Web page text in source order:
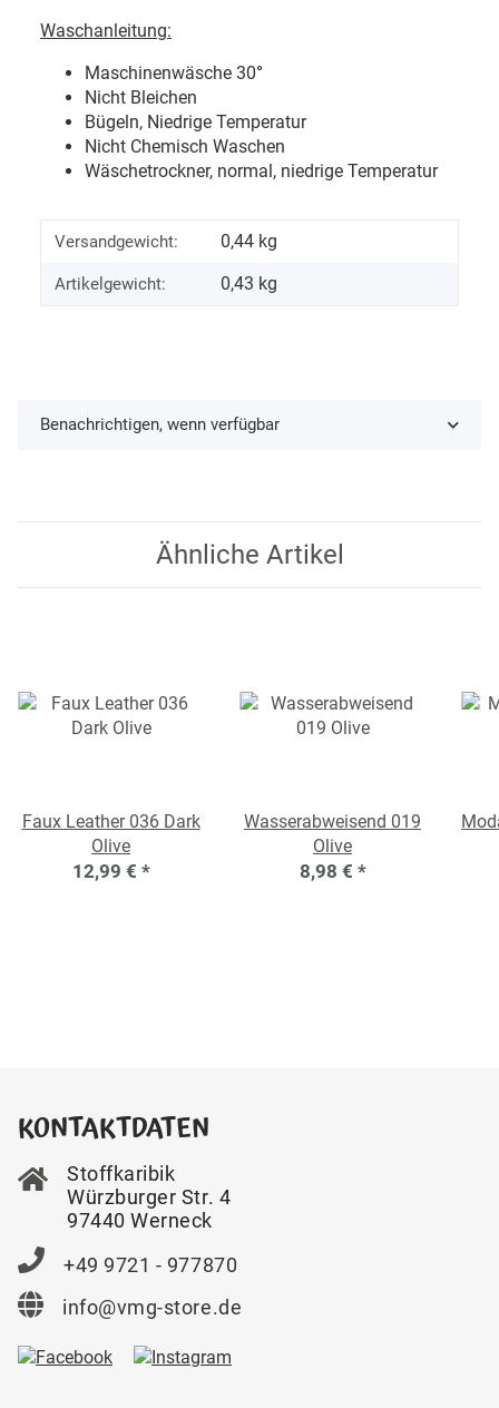
Waschanleitung:
Maschinenwäsche 30°
Nicht Bleichen
Bügeln, Niedrige Temperatur
Nicht Chemisch Waschen
Wäschetrockner, normal, niedrige Temperatur
Versandgewicht: 0,44 kg
Artikelgewicht: 0,43 kg
Benachrichtigen, wenn verfügbar
Ähnliche Artikel
Faux Leather 036 Dark
Olive
12,99 € *
Wasserabweisend 019
Olive
8,98 € *
KONTAKTDATEN
Stoffkaribik
Würzburger Str. 4
97440 Werneck
+49 9721 - 977870
info@vmg-store.de